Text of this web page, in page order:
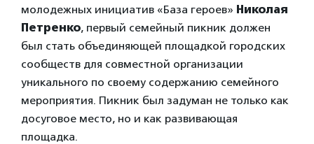
молодежных инициатив «База героев» Николая
Петренко, первый семейный пикник должен
был стать объединяющей площадкой городских
сообществ для совместной организации
уникального по своему содержанию семейного
мероприятия. Пикник был задуман не только как
досуговое место, но и как развивающая
площадка.